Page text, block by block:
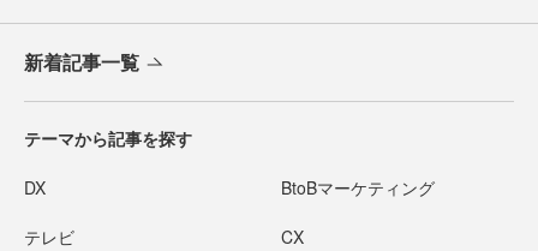
新着記事一覧
テーマから記事を探す
DX BtoBマーケティング
テレビ CX